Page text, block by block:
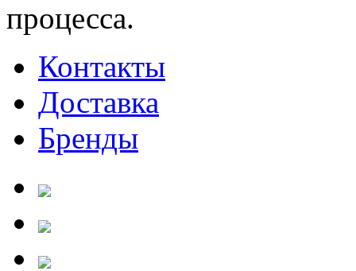
процесса.
Контакты
Доставка
Бренды